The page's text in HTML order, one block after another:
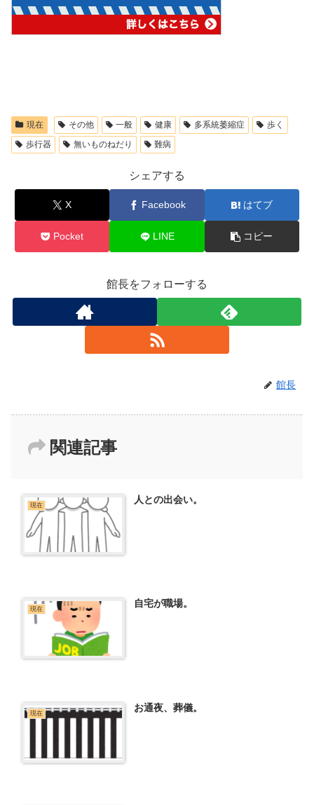
現在 その他 一般 健康 多系統萎縮症
歩く
歩行器
無いものねだり 難病
シェアする
X Facebook はてブ
Pocket LINE コピー
館長をフォローする
館長
関連記事
現在 人との出会い。
現在 自宅が職場。
現在 お通夜、葬儀。